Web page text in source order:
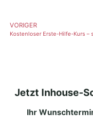
VORIGER
Jetzt Inhouse-
Ihr